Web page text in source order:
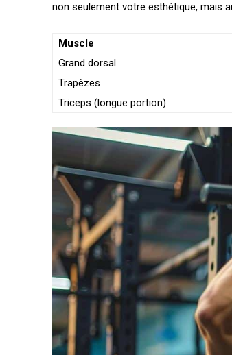
non seulement votre esthétique, mais
Muscle
Grand dorsal
Trapèzes
Triceps (longue portion)